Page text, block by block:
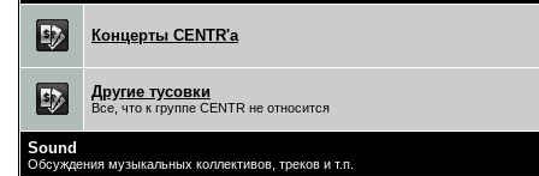
Концерты CENTR'a
Другие тусовки
Все, что к группе CENTR не относится
Sound
Обсуждения музыкальных коллективов, треков и т.п.